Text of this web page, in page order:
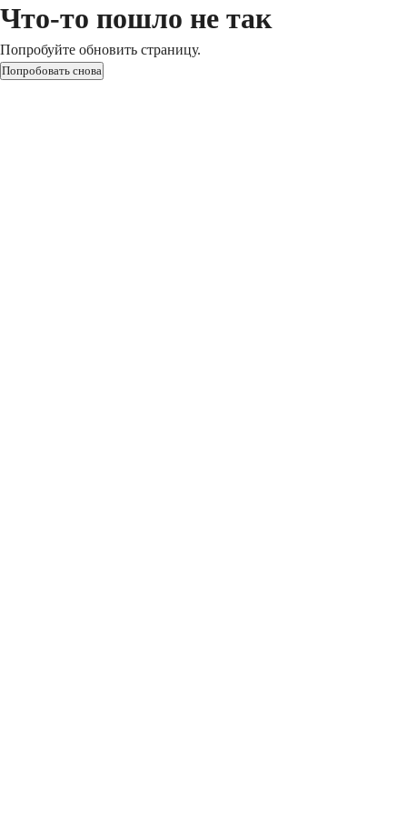
Что-то пошло не так
Попробуйте обновить страницу.
Попробовать снова